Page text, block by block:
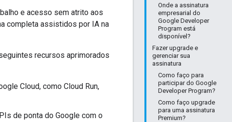
Onde a assinatura
empresarial do
Google Developer
Program está
disponível?
Fazer upgrade e
gerenciar sua
assinatura
Como faço para
participar do Google
Developer Program?
Como faço upgrade
para uma assinatura
Premium?
e acesso sem atrito aos
completa assistidos por IA na
recursos aprimorados
Cloud, como Cloud Run,
de ponta do Google com o